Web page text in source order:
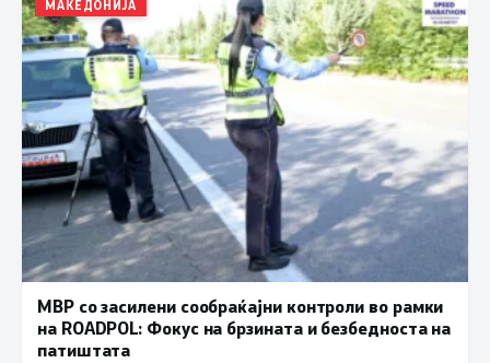
МАКЕДОНИЈА
МВР со засилени сообраќајни контроли во рамки
на ROADPOL: Фокус на брзината и безбедноста на
патиштата